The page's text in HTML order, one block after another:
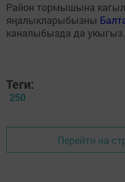
Район тормышына
яңалыкларыбызны
каналыбызда да укыгыз.
Теги:
250
Перейти на